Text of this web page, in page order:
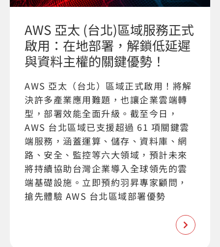
AWS 亞太 (台北)區域服務正式
啟用：在地部署，解鎖低延遲
與資料主權的關鍵優勢！
AWS 亞太（台北）區域正式啟用！將解
決許多產業應用難題，也讓企業雲端轉
型，部署效能全面升級。截至今日，
AWS 台北區域已支援超過 61 項關鍵雲
端服務，涵蓋運算、儲存、資料庫、網
路、安全、監控等六大領域，預計未來
將持續協助台灣企業導入全球領先的雲
端基礎設施。立即預約羽昇專家顧問，
搶先體驗 AWS 台北區域部署優勢